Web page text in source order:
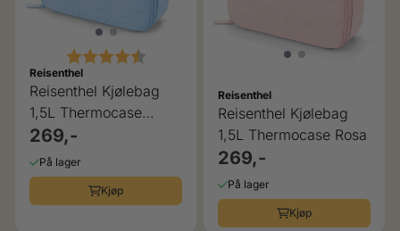
Karakter:
Reisenthel
Reisenthel Kjølebag
1,5L Thermocase
Powder Blue
269,-
På lager
Kjøp
Reisenthel
Reisenthel Kjølebag
1,5L Thermocase Rosa
269,-
På lager
Kjøp